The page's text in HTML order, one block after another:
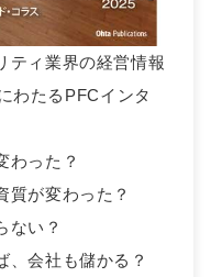
ティ業界の経営情報
わたるPFCインタ
わった？
質が変わった？
ない？
、会社も儲かる？